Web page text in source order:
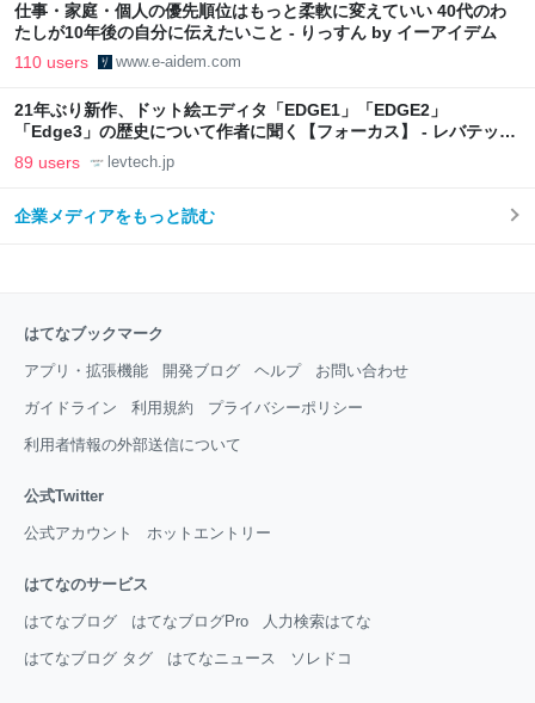
仕事・家庭・個人の優先順位はもっと柔軟に変えていい 40代のわ
たしが10年後の自分に伝えたいこと - りっすん by イーアイデム
110 users www.e-aidem.com
21年ぶり新作、ドット絵エディタ「EDGE1」「EDGE2」
「Edge3」の歴史について作者に聞く【フォーカス】 - レバテック
LAB
89 users levtech.jp
企業メディアをもっと読む
はてなブックマーク
アプリ・拡張機能 開発ブログ ヘルプ お問い合わせ
ガイドライン 利用規約 プライバシーポリシー
利用者情報の外部送信について
公式Twitter
公式アカウント ホットエントリー
はてなのサービス
はてなブログ はてなブログPro 人力検索はてな
はてなブログ タグ はてなニュース ソレドコ